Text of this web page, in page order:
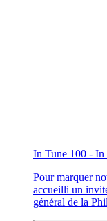
In Tune 100 - In
Pour marquer
accueilli un
général de la